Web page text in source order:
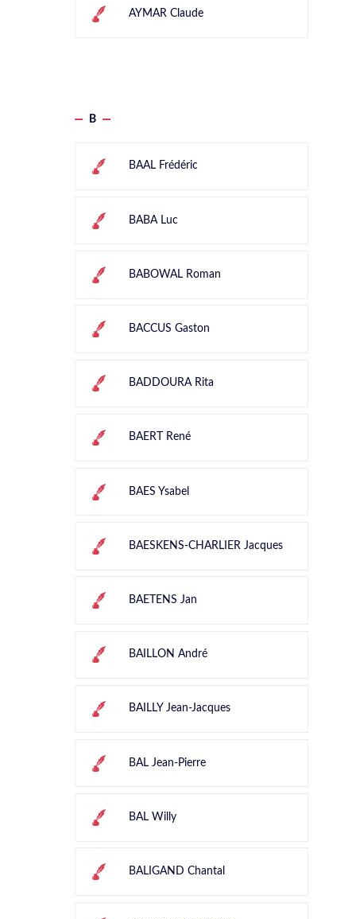
AYMAR Claude
B
BAAL Frédéric
BABA Luc
BABOWAL Roman
BACCUS Gaston
BADDOURA Rita
BAERT René
BAES Ysabel
BAESKENS-CHARLIER Jacques
BAETENS Jan
BAILLON André
BAILLY Jean-Jacques
BAL Jean-Pierre
BAL Willy
BALIGAND Chantal